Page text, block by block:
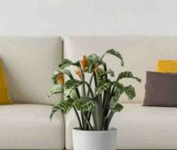
Tranh Con Hổ